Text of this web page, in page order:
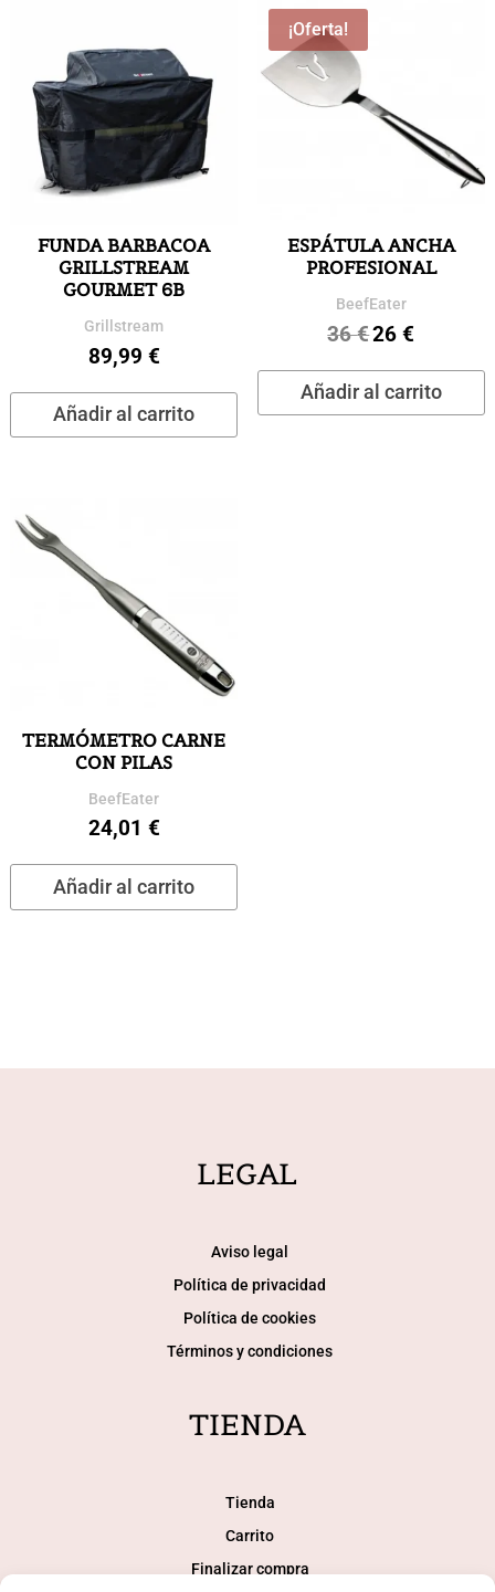
FUNDA BARBACOA
GRILLSTREAM
GOURMET 6B
Grillstream
89,99 €
Añadir al carrito
¡Oferta!
ESPÁTULA ANCHA
PROFESIONAL
BeefEater
36€El
original
era:
26€
actual
es:
Añadir al carrito
TERMÓMETRO CARNE
CON PILAS
BeefEater
24,01 €
Añadir al carrito
LEGAL
Aviso legal
Política de privacidad
Política de cookies
Términos y condiciones
TIENDA
Tienda
Carrito
Finalizar compra